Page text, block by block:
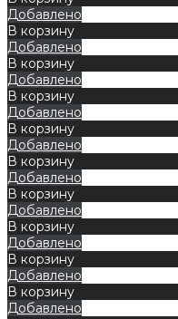
Добавлено
В корзину
Добавлено
В корзину
Добавлено
В корзину
Добавлено
В корзину
Добавлено
В корзину
Добавлено
В корзину
Добавлено
В корзину
Добавлено
В корзину
Добавлено
В корзину
Добавлено